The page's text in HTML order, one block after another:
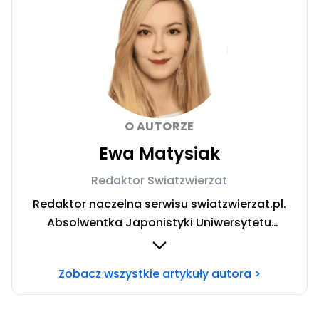
O AUTORZE
Ewa Matysiak
Redaktor Swiatzwierzat
Redaktor naczelna serwisu swiatzwierzat.pl.
Absolwentka Japonistyki Uniwersytetu
Warszawskiego. W trakcie rocznego wyjazdu
relacją człowiek-pies oraz roli domowych
Zobacz wszystkie artykuły autora >